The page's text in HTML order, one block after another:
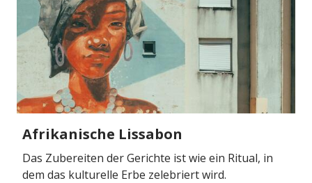
Afrikanische Lissabon
Das Zubereiten der Gerichte ist wie ein Ritual, in
dem das kulturelle Erbe zelebriert wird.